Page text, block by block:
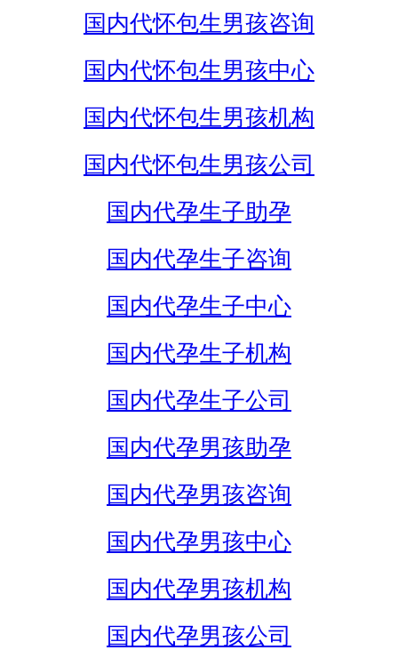
国内代怀包生男孩咨询
国内代怀包生男孩中心
国内代怀包生男孩机构
国内代怀包生男孩公司
国内代孕生子助孕
国内代孕生子咨询
国内代孕生子中心
国内代孕生子机构
国内代孕生子公司
国内代孕男孩助孕
国内代孕男孩咨询
国内代孕男孩中心
国内代孕男孩机构
国内代孕男孩公司